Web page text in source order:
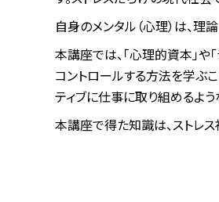
自身のメンタル（心理）は、理
本講座では、「心理的資本」や
コントロールする方法を学ぶこ
ティブに仕事に取り組めるよ
本講座で得た知識は、ストレ